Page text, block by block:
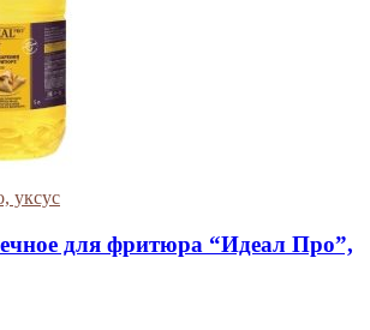
уксус
для фритюра “Идеал Про”,